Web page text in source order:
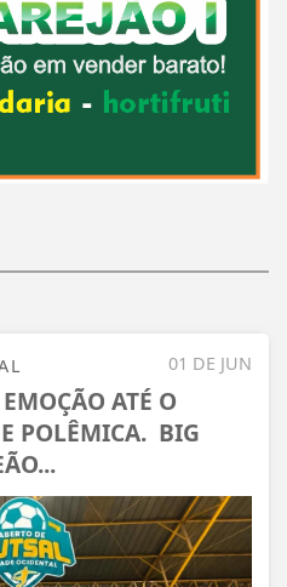
01 DE JUN
ATÉ O
POLÊMICA. BIG